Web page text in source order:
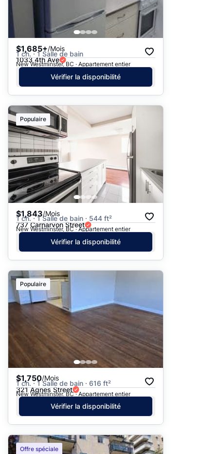
$1,685+/Mois
1 ch. · 1 Salle de bain
1033 4th Ave
New Westminster, BC · Appartement entier
Vérifier la disponibilité
Populaire
$1,843/Mois
1 ch. · 1 Salle de bain · 544 ft²
737 Carnarvon Street
New Westminster, BC · Appartement entier
Vérifier la disponibilité
Populaire
$1,750/Mois
1 ch. · 1 Salle de bain · 616 ft²
321 Agnes Street
New Westminster, BC · Appartement entier
Vérifier la disponibilité
Offre spéciale